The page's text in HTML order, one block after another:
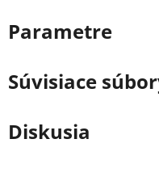
Parametre
Súvisiace
Diskusia